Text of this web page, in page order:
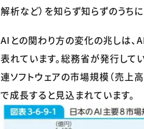
解析など）を知らず知らずのうち
AIとの関わり方の変化の兆しは
表れています。総務省が発行して
連ソフトウェアの市場規模（売
で成長すると見込まれています。